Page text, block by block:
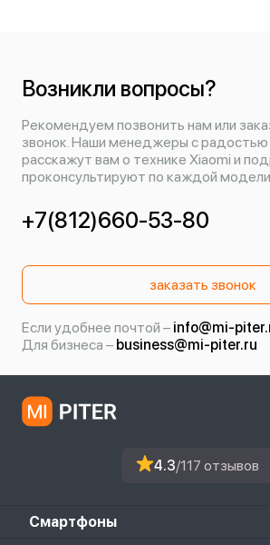
Возникли вопросы?
Рекомендуем позвонить нам или
звонок. Наши менеджеры с
расскажут вам о технике Xiaomi и
проконсультируют по каждой
+7(812)660-53-80
заказать звонок
Если удобнее почтой – info@mi-
Для бизнеса – business@mi-piter.ru
4.3/117 отзывов
Смартфоны